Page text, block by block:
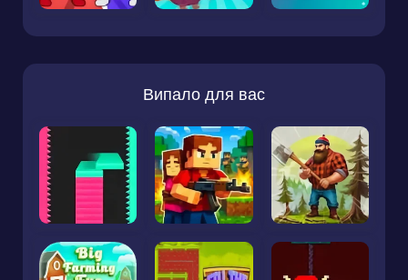
Випало для вас